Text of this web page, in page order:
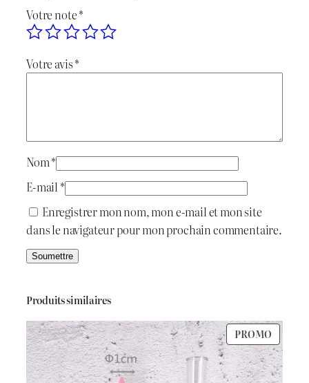
é
t
t
:
د
ج
7
t
د
.
ج
0
.
Votre note*
Votre avis*
Nom*
E-mail *
Enregistrer mon nom, mon e-mail et mon site
dans le navigateur pour mon prochain commentaire.
Produits similaires
PROMO
EN